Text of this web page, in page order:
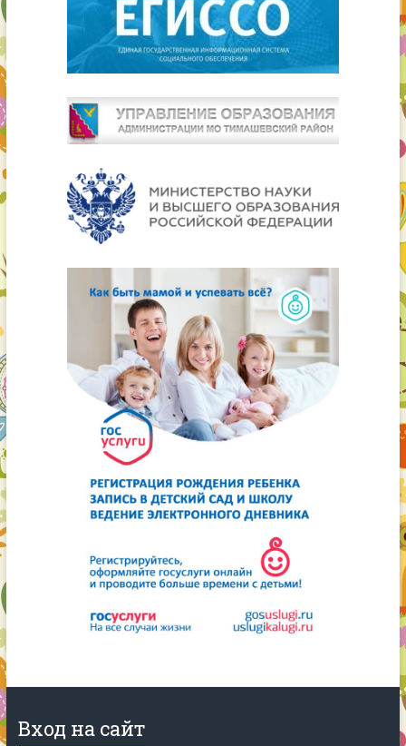
Вход на сайт